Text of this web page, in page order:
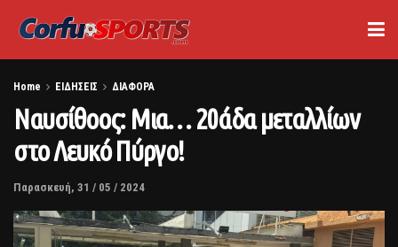
Home ΕΙΔΗΣΕΙΣ ΔΙΑΦΟΡΑ
Ναυσίθοος: Μια… 20άδα μεταλλίων
στο Λευκό Πύργο!
Παρασκευή, 31 / 05 / 2024